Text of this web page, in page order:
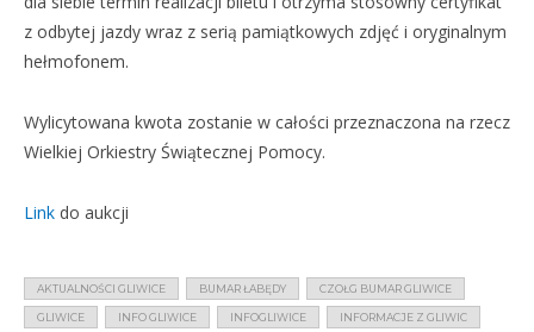
z odbytej jazdy wraz z serią pamiątkowych zdjęć i oryginalnym
hełmofonem.
Wylicytowana kwota zostanie w całości przeznaczona na rzecz
Wielkiej Orkiestry Świątecznej Pomocy.
Link do aukcji
AKTUALNOŚCI GLIWICE BUMAR ŁABĘDY CZOŁG BUMAR GLIWICE
GLIWICE INFO GLIWICE INFOGLIWICE INFORMACJE Z GLIWIC